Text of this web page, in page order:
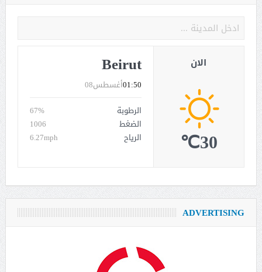
Beirut
أغسطس0801:50
الرطوبة
67%
الضغط
1006
الرياح
6.27mph
الان
30℃
ADVERTISING